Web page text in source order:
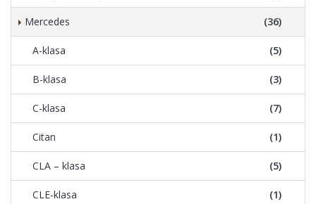
Mercedes (36)
A-klasa (5)
B-klasa (3)
C-klasa (7)
Citan (1)
CLA – klasa (5)
CLE-klasa (1)